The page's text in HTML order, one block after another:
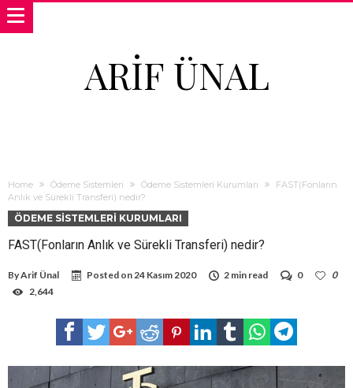
ARIF ÜNAL
Home Ödeme Sistemleri Ödeme Sistemleri Kurumları
FAST(Fonların
Anlık ve Sürekli Transferi) nedir?
ÖDEME SISTEMLERI KURUMLARI
FAST(Fonların Anlık ve Sürekli Transferi) nedir?
ByArif Ünal Posted on24 Kasım 2020 2 min read 0
0
2,644